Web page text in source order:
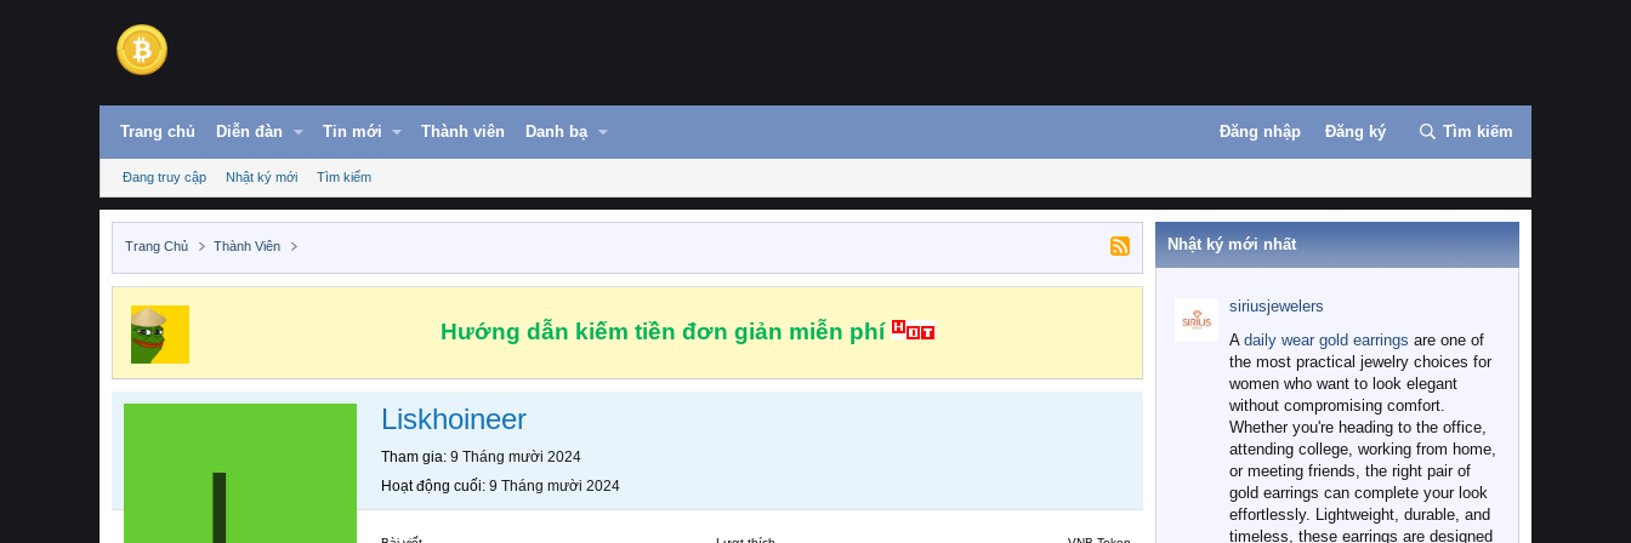
Trang chủ Diễn đàn Tin mới Thành viên Danh bạ Đăng nhập Đăng ký Tìm kiếm
Đang truy cập Nhật ký mới Tìm kiếm
Trang Chủ Thành Viên
Hướng dẫn kiếm tiền đơn giản miễn phí
Liskhoineer
Tham gia 9 Tháng mười 2024
Hoạt động cuối 9 Tháng mười 2024
Nhật ký mới nhất
siriusjewelers
A daily wear gold earrings are one of
the most practical jewelry choices for
women who want to look elegant
without compromising comfort.
Whether you're heading to the office,
attending college, working from home,
or meeting friends, the right pair of
gold earrings can complete your look
effortlessly. Lightweight, durable, and
timeless, these earrings are designed